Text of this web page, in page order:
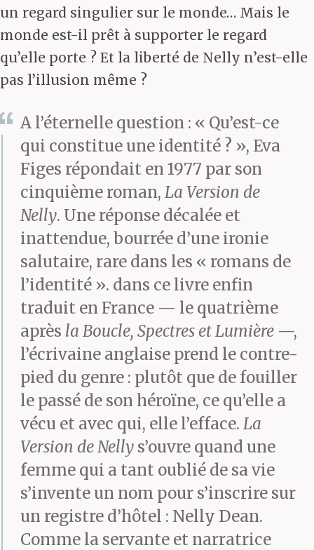
un regard singulier sur le monde… Mais le
monde est-il prêt à supporter le regard
qu’elle porte ? Et la liberté de Nelly n’est-elle
pas l’illusion même ?
A l’éternelle question : « Qu’est-ce
qui constitue une identité ? », Eva
Figes répondait en 1977 par son
cinquième roman, La Version de
Nelly. Une réponse décalée et
inattendue, bourrée d’une ironie
salutaire, rare dans les « romans de
l’identité ». dans ce livre enfin
traduit en France — le quatrième
après la Boucle, Spectres et Lumière —,
l’écrivaine anglaise prend le contre-
pied du genre : plutôt que de fouiller
le passé de son héroïne, ce qu’elle a
vécu et avec qui, elle l’efface. La
Version de Nelly s’ouvre quand une
femme qui a tant oublié de sa vie
s’invente un nom pour s’inscrire sur
un registre d’hôtel : Nelly Dean.
Comme la servante et narratrice